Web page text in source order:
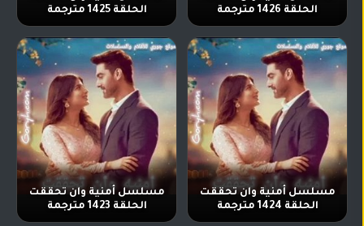
الحلقة 1426 مترجمة
الحلقة 1425 مترجمة
مسلسل أمنية وان تحققت
الحلقة 1424 مترجمة
مسلسل أمنية وان تحققت
الحلقة 1423 مترجمة